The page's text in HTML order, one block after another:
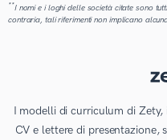
**I nomi e i loghi delle società citate sono
contraria, tali riferimenti non implicano
I modelli di curriculum di Zety,
CV e lettere di presentazione,